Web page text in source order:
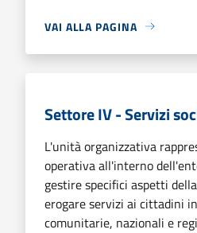
VAI ALLA PAGINA
Settore IV - Servizi
L'unità organizzativa
operativa all'interno
gestire specifici aspetti
erogare servizi ai cittadini
comunitarie, nazionali e